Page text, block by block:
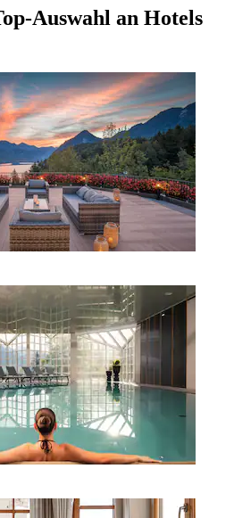
Auswahl an Hotels